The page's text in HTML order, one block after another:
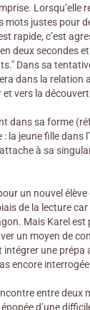
Lorsqu’elle
justes pour
rapide, c’est
deux secondes
Dans sa
dans la relation
vers la
dans sa forme
la jeune fille dans
à sa
un nouvel
de la lecture car
Mais Karel est
un moyen de
intégrer une prépa
encore
entre deux
d’une